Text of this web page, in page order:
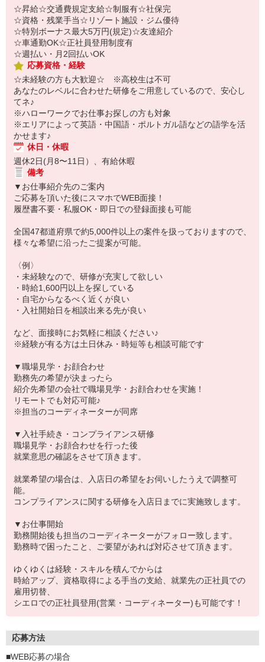
☆昇給☆交通費規定支給☆制服有☆社保完
☆資格・残業手当☆リゾート施設・ジム優待
☆特別ボーナス最大5万円(規定)☆友達紹介
☆車通勤OK☆正社員登用制度有
☆週払い・月2回払いOK
応募資格・経験
☆未経験の方も大歓迎☆ ※高校生は不可
あなたのレベルに合わせた研修をご用意しているので、安心し
てネ♪
※ハローワークでお仕事お探しの方も対象
※エリアによって英語・中国語・ポルトガル語などの語学を活
かせます♪
休日・休暇
週休2日(月8〜11日）、有給休暇
備考
▼お仕事紹介先のご案内
ご応募を頂いた後にスマホでWEB面接！
履歴書不要・私服OK・即日での登録面接も可能
全国47都道府県で約5,000件以上の案件を扱っておりますので、
様々な希望に沿ったご提案が可能。
〈例〉
・未経験なので、研修が充実して欲しい
・時給1,600円以上を探している
・自宅からなるべく近くが良い
・入社開始日を相談出来る先が良い
など、面接時にお気軽に相談ください♪
※経験が有る方は土日休み・時短等も相談可能です
▼職場見学・お顔合わせ
勤務先の希望が決まったら
紹介先希望の会社で職場見学・お顔合わせを実施！
リモートでも対応可能♪
※担当のコーディネーターが同席
▼入社手続き・コンプライアンス研修
職場見学・お顔合わせを行った後
就業意思の確認をさせて頂きます。
就業希望の場合は、入店日の希望をお伺いしたうえで調整可
能。
コンプライアンスに関する研修を入店日までに実施致します。
▼お仕事開始
勤務開始後も担当のコーディネーターがフォロー致します。
勤務時で困ったこと、ご要望があれば対応させて頂きます。
ゆくゆくは経験・スキルを積んでからは
時給アップ、資格取得による手当の支給、就業先の正社員での
雇用切替、
シエロでの正社員登用(営業・コーディネーター)も可能です！
応募方法
■WEB応募の場合